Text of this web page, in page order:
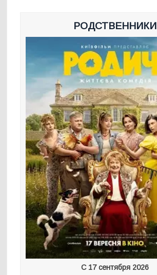
РОДСТВЕННИКИ
С 17 сентября 2026